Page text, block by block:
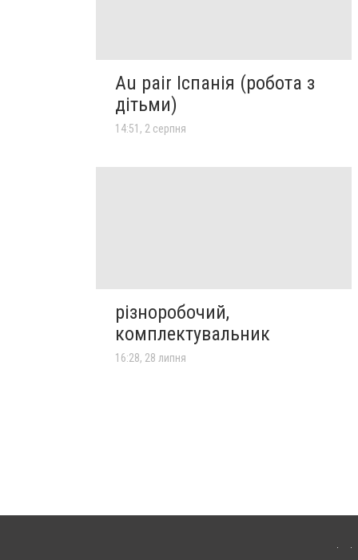
Au pair Іспанія (робота з
дітьми)
14:51, 2 серпня
різноробочий,
комплектувальник
16:28, 28 липня